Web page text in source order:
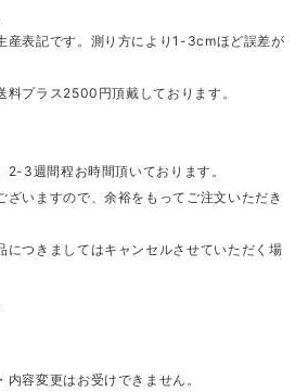
産表記です。測り方により1-3cmほど誤差が
料プラス2500円頂戴しております。
2-3週間程お時間頂いております。
ざいますので、余裕をもってご注文いただき
につきましてはキャンセルさせていただく場
内容変更はお受けできません。